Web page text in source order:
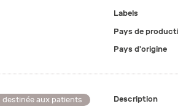
Labels
Pays de
Pays d'origine
aux patients Description